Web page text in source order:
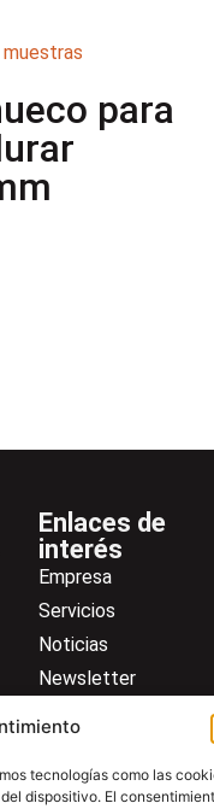
tecnologías como las
dispositivo. El
para
Enlaces de
interés
Empresa
Servicios
Noticias
Newsletter
Centro de ayuda